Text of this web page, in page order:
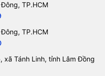
TP.HCM
TP.HCM
xã Tánh Linh, tỉnh Lâm Đồng